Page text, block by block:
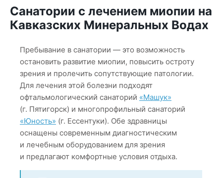
Санатории с лечением миопии на
Кавказских Минеральных Водах
Пребывание в санатории — это возможность
остановить развитие миопии, повысить остроту
зрения и пролечить сопутствующие патологии.
Для лечения этой болезни подходят
офтальмологический санаторий «Машук»
(г. Пятигорск) и многопрофильный санаторий
«Юность» (г. Ессентуки). Обе здравницы
оснащены современным диагностическим
и лечебным оборудованием для зрения
и предлагают комфортные условия отдыха.